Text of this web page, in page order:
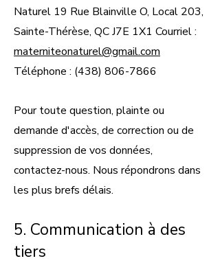
Naturel 19 Rue Blainville O, Local 203,
Sainte-Thérèse, QC J7E 1X1 Courriel :
materniteonaturel@gmail.com
Téléphone : (438) 806-7866
Pour toute question, plainte ou
demande d'accès, de correction ou de
suppression de vos données,
contactez-nous. Nous répondrons dans
les plus brefs délais.
5. Communication à des
tiers